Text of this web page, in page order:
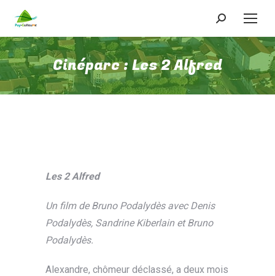
Recherche
:
Cinéparc : Les 2 Alfred
Les 2 Alfred
Un film de Bruno Podalydès avec Denis
Podalydès, Sandrine Kiberlain et Bruno
Podalydès.
Alexandre, chômeur déclassé, a deux mois